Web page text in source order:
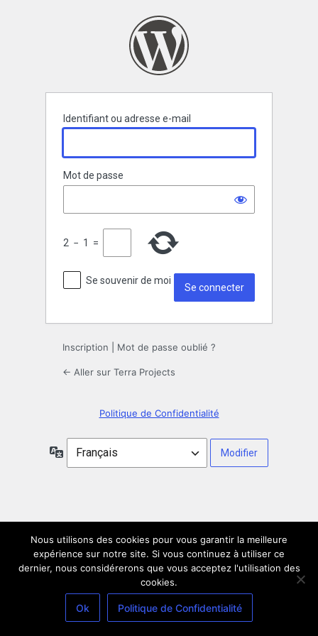
Identifiant ou adresse e-mail
Mot de passe
2 − 1 =
Se souvenir de moi
Inscription Mot de passe oublié ?
← Aller sur Terra Projects
Politique de Confidentialité
Langue
Nous utilisons des cookies pour vous garantir la meilleure
expérience sur notre site. Si vous continuez à utiliser ce
dernier, nous considérerons que vous acceptez l'utilisation des
cookies.
Ok Politique de Confidentialité